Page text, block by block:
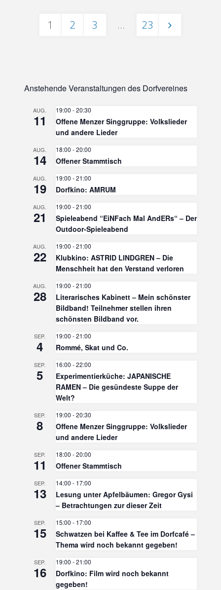
Küche"
Beiträge
1 2 3 … 23
Anstehende Veranstaltungen des Dorfvereines
AUG.
11
19:00 -20:30
Offene Menzer Singgruppe: Volkslieder
und andere Lieder
AUG.
14
18:00 -20:00
Offener Stammtisch
AUG.
19
19:00 -21:00
Dorfkino: AMRUM
AUG.
21
19:00 -21:00
Spieleabend “EiNFach Mal AndERs“ – Der
Outdoor-Spieleabend
AUG.
22
19:00 -21:00
Klubkino: ASTRID LINDGREN – Die
Menschheit hat den Verstand verloren
AUG.
28
19:00 -21:00
Literarisches Kabinett – Mein schönster
Bildband! Teilnehmer stellen ihren
schönsten Bildband vor.
SEP.
4
19:00 -21:00
Rommé, Skat und Co.
SEP.
5
16:00 -22:00
Experimentierküche: JAPANISCHE
RAMEN – Die gesündeste Suppe der
Welt?
SEP.
8
19:00 -20:30
Offene Menzer Singgruppe: Volkslieder
und andere Lieder
SEP.
11
18:00 -20:00
Offener Stammtisch
SEP.
13
14:00 - 17:00
Lesung unter Apfelbäumen: Gregor Gysi
– Betrachtungen zur dieser Zeit
SEP.
15
15:00 - 17:00
Schwatzen bei Kaffee & Tee im Dorfcafé –
Thema wird noch bekannt gegeben!
SEP.
16
19:00 -21:00
Dorfkino: Film wird noch bekannt
gegeben!